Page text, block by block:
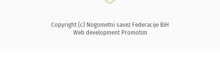
Copyright (c) Nogometni savez Federacije BiH
Web development Promotim